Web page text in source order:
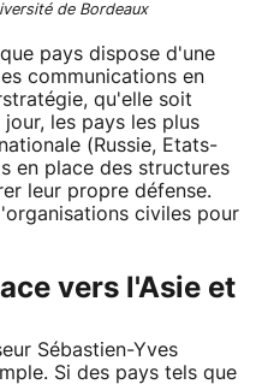
de Bordeaux
pays dispose d'une
communications en
qu'elle soit
les pays les plus
(Russie, Etats-
en place des structures
leur propre défense.
civiles pour
vers l'Asie et
Sébastien-Yves
Si des pays tels que